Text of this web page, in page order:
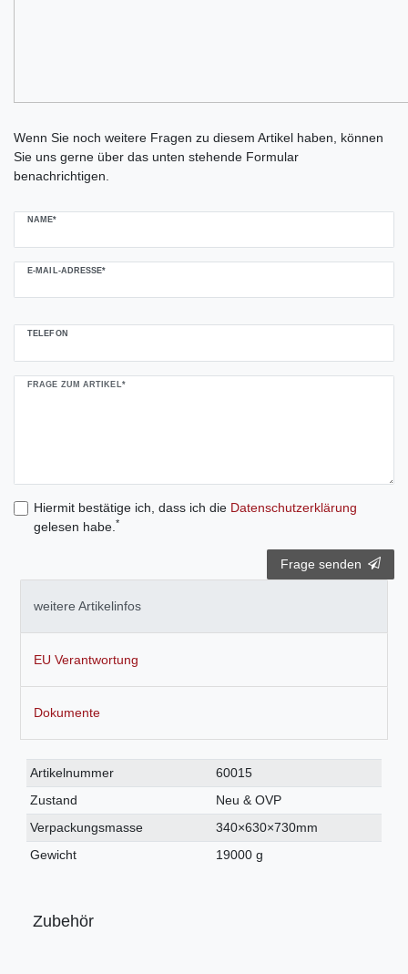
Wenn Sie noch weitere Fragen zu diesem Artikel haben, können
Sie uns gerne über das unten stehende Formular
benachrichtigen.
NAME*
E-MAIL-ADRESSE*
TELEFON
FRAGE ZUM ARTIKEL*
Hiermit bestätige ich, dass ich die Daten­schutz­erklärung
gelesen habe. *
Frage senden
weitere Artikelinfos
EU Verantwortung
Dokumente
Technisches
Merkmal
Wert
Artikelnummer
60015
Zustand
Neu & OVP
Verpackungsmasse
340×630×730mm
Gewicht
19000 g
Zubehör